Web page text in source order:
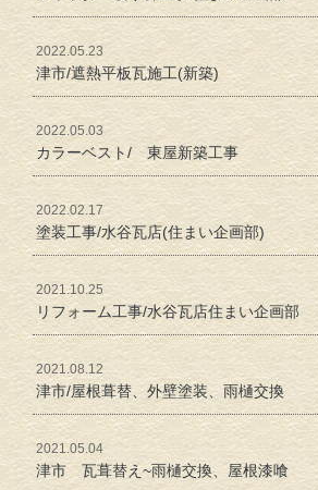
2022.05.23
津市/遮熱平板瓦施工(新築)
2022.05.03
カラーベスト/ 東屋新築工事
2022.02.17
塗装工事/水谷瓦店(住まい企画部)
2021.10.25
リフォーム工事/水谷瓦店住まい企画部
2021.08.12
津市/屋根葺替、外壁塗装、雨樋交換
2021.05.04
津市 瓦葺替え~雨樋交換、屋根漆喰